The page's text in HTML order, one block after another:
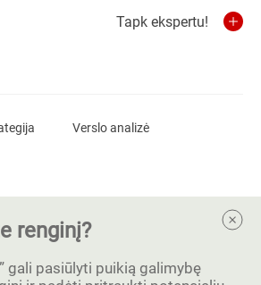
Tapk ekspertu!
Verslo analizė
renginį?
gali pasiūlyti puikią galimybę